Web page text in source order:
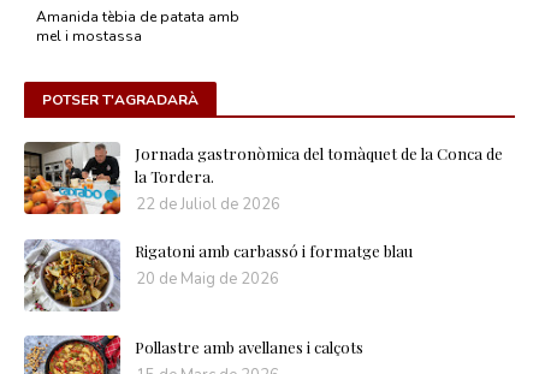
Amanida tèbia de patata amb
mel i mostassa
POTSER T'AGRADARÀ
Jornada gastronòmica del tomàquet de la Conca de
la Tordera.
22 de Juliol de 2026
Rigatoni amb carbassó i formatge blau
20 de Maig de 2026
Pollastre amb avellanes i calçots